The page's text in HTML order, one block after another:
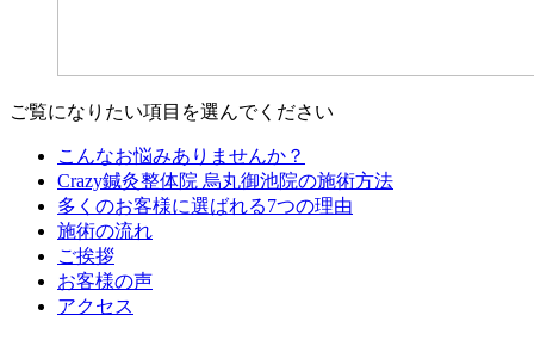
ご覧になりたい項目を選んでください
こんなお悩みありませんか？
Crazy鍼灸整体院 烏丸御池院の施術方法
多くのお客様に選ばれる7つの理由
施術の流れ
ご挨拶
お客様の声
アクセス